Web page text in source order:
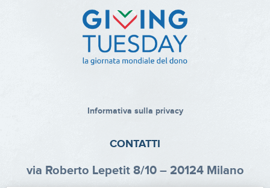
Informativa sulla privacy
CONTATTI
via Roberto Lepetit 8/10 – 20124 Milano